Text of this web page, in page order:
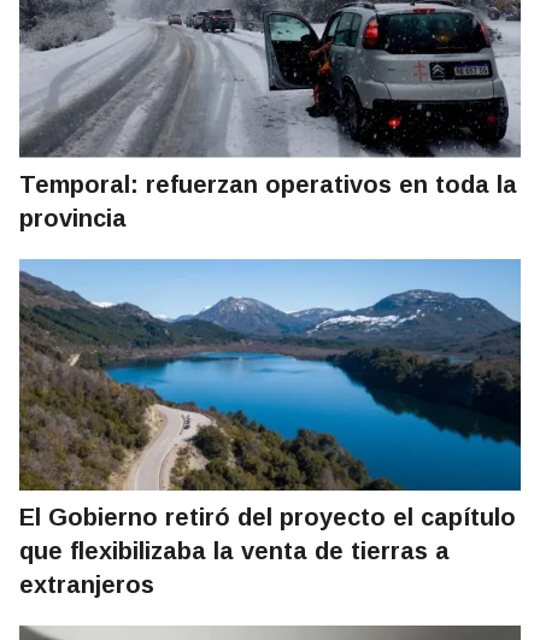
Temporal: refuerzan operativos en toda la
provincia
El Gobierno retiró del proyecto el capítulo
que flexibilizaba la venta de tierras a
extranjeros